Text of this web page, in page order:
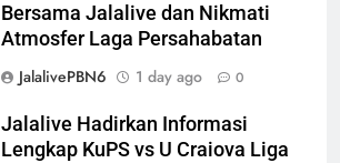
Bersama Jalalive dan Nikmati
Atmosfer Laga Persahabatan
JalalivePBN6
1 day ago 0
Jalalive Hadirkan Informasi
Lengkap KuPS vs U Craiova Liga